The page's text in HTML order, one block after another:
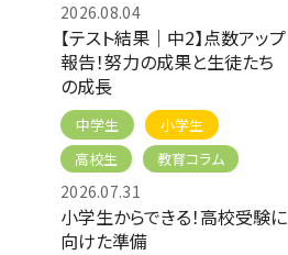
2026.08.04
【テスト結果｜中2】点数アップ
報告！努力の成果と生徒たち
の成長
中学生
小学生
高校生
教育コラム
2026.07.31
小学生からできる！高校受験に
向けた準備